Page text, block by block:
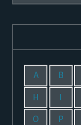
A B
H I
O P